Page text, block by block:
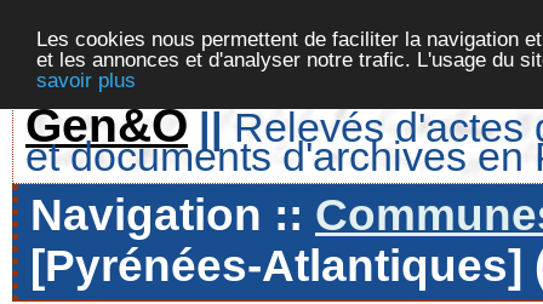
Les cookies nous permettent de faciliter la navigation
et les annonces et d'analyser notre trafic. L'usage du
savoir plus
Gen&O || Relevés d'actes
et documents d'archives en
Navigation ::
[Pyrénées-Atlantiques]